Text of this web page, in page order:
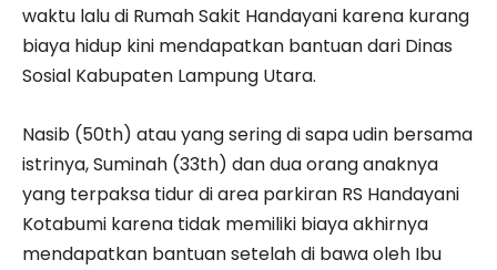
waktu lalu di Rumah Sakit Handayani karena kurang
biaya hidup kini mendapatkan bantuan dari Dinas
Sosial Kabupaten Lampung Utara.
Nasib (50th) atau yang sering di sapa udin bersama
istrinya, Suminah (33th) dan dua orang anaknya
yang terpaksa tidur di area parkiran RS Handayani
Kotabumi karena tidak memiliki biaya akhirnya
mendapatkan bantuan setelah di bawa oleh Ibu